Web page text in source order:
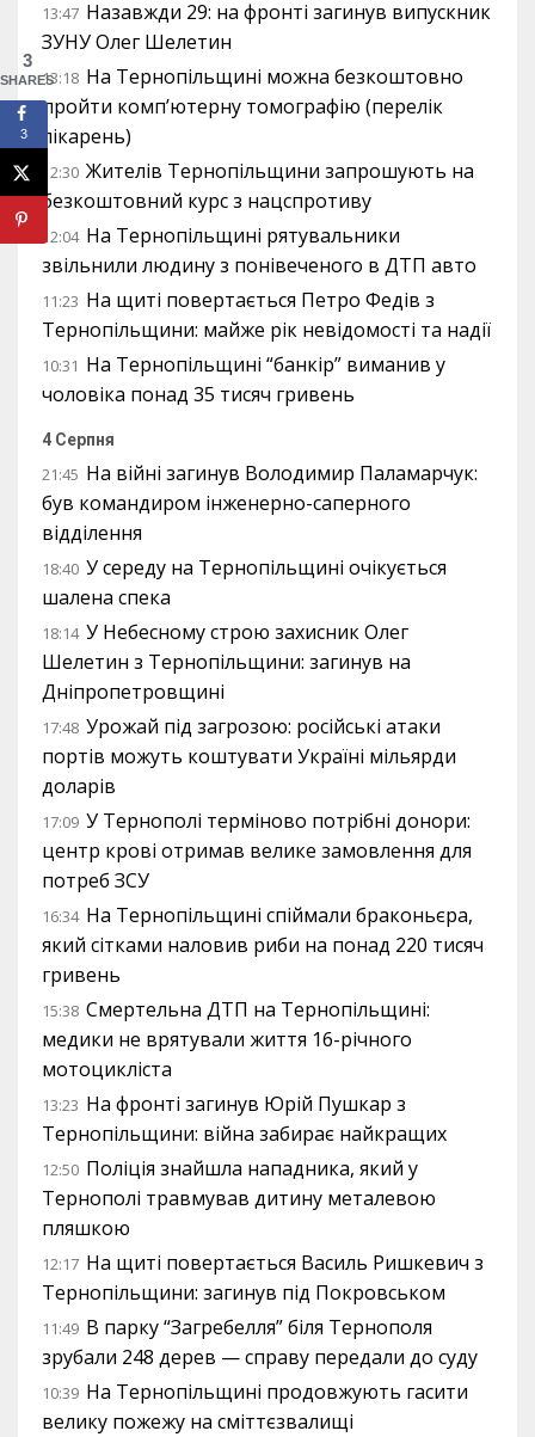
13:47 Назавжди 29: на фронті загинув випускник
ЗУНУ Олег Шелетин
13:18 На Тернопільщині можна безкоштовно
пройти комп’ютерну томографію (перелік
лікарень)
12:30 Жителів Тернопільщини запрошують на
безкоштовний курс з нацспротиву
12:04 На Тернопільщині рятувальники
звільнили людину з понівеченого в ДТП авто
11:23 На щиті повертається Петро Федів з
Тернопільщини: майже рік невідомості та надії
10:31 На Тернопільщині “банкір” виманив у
чоловіка понад 35 тисяч гривень
4 Серпня
21:45 На війні загинув Володимир Паламарчук:
був командиром інженерно-саперного
відділення
18:40 У середу на Тернопільщині очікується
шалена спека
18:14 У Небесному строю захисник Олег
Шелетин з Тернопільщини: загинув на
Дніпропетровщині
17:48 Урожай під загрозою: російські атаки
портів можуть коштувати Україні мільярди
доларів
17:09 У Тернополі терміново потрібні донори:
центр крові отримав велике замовлення для
потреб ЗСУ
16:34 На Тернопільщині спіймали браконьєра,
який сітками наловив риби на понад 220 тисяч
гривень
15:38 Смертельна ДТП на Тернопільщині:
медики не врятували життя 16-річного
мотоцикліста
13:23 На фронті загинув Юрій Пушкар з
Тернопільщини: війна забирає найкращих
12:50 Поліція знайшла нападника, який у
Тернополі травмував дитину металевою
пляшкою
12:17 На щиті повертається Василь Ришкевич з
Тернопільщини: загинув під Покровськом
11:49 В парку “Загребелля” біля Тернополя
зрубали 248 дерев — справу передали до суду
10:39 На Тернопільщині продовжують гасити
велику пожежу на сміттєзвалищі
3
SHARES
3